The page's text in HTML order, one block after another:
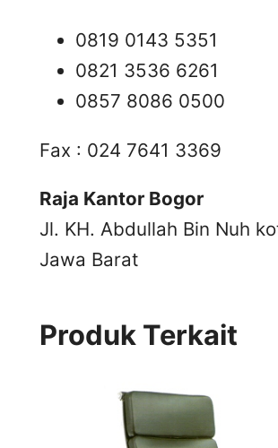
0819 0143 5351
0821 3536 6261
0857 8086 0500
Fax : 024 7641 3369
Raja Kantor Bogor
Jl. KH. Abdullah Bin Nuh
Jawa Barat
Produk Terkait